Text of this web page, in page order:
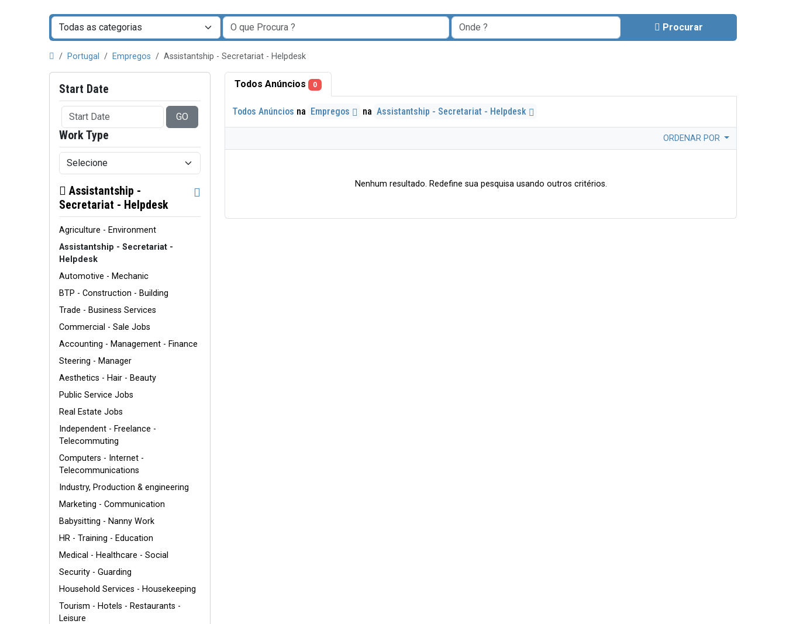
Procurar
Portugal Empregos Assistantship - Secretariat - Helpdesk
Start Date
GO
Work Type
Assistantship -
Secretariat - Helpdesk
Agriculture - Environment
Assistantship - Secretariat -
Helpdesk
Automotive - Mechanic
BTP - Construction - Building
Trade - Business Services
Commercial - Sale Jobs
Accounting - Management - Finance
Steering - Manager
Aesthetics - Hair - Beauty
Public Service Jobs
Real Estate Jobs
Independent - Freelance -
Telecommuting
Computers - Internet -
Telecommunications
Industry, Production & engineering
Marketing - Communication
Babysitting - Nanny Work
HR - Training - Education
Medical - Healthcare - Social
Security - Guarding
Household Services - Housekeeping
Tourism - Hotels - Restaurants -
Leisure
Todos Anúncios 0
Todos Anúncios na Empregos na Assistantship - Secretariat - Helpdesk
ORDENAR POR
Nenhum resultado. Redefine sua pesquisa usando outros critérios.